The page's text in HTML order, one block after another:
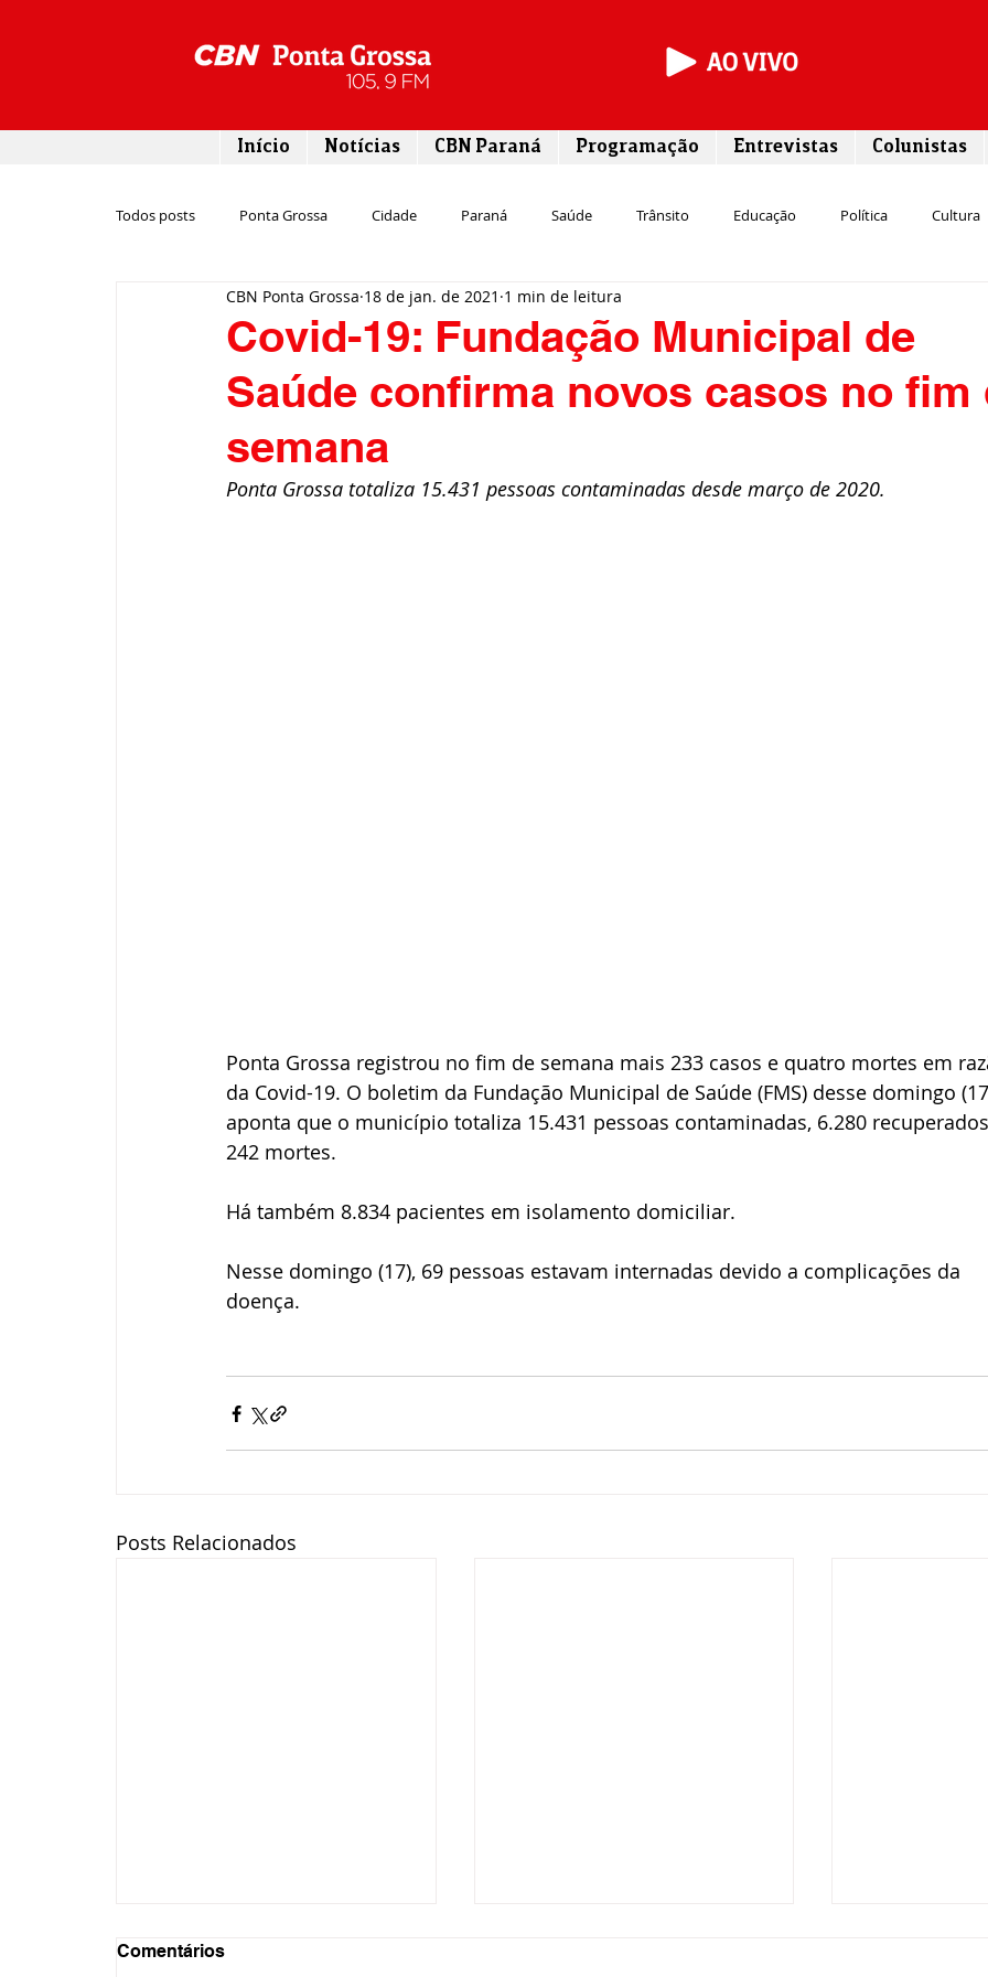
Início Notícias CBN Paraná Programação Entrevistas Colunistas
Todos posts Ponta Grossa Cidade Paraná Saúde Trânsito Educação Política Cultura
Emprego Campos Gerais Segurança Entrevista
Rodovias Agronegócio Meio ambiente Comunicação Empreendedorismo
Gastronomia Tecnologia Polícia Cultura Assistência Social
Covid-19: Fundação Municipal de
Saúde confirma novos casos no fim
semana
CBN Ponta Grossa 18 de jan. de 2021 1 min de leitura
Ponta Grossa totaliza 15.431 pessoas contaminadas desde março de 2020.
Ponta Grossa registrou no fim de semana mais 233 casos e quatro mortes em
da Covid-19. O boletim da Fundação Municipal de Saúde (FMS) desse domingo
aponta que o município totaliza 15.431 pessoas contaminadas, 6.280
242 mortes.
Há também 8.834 pacientes em isolamento domiciliar.
Nesse domingo (17), 69 pessoas estavam internadas devido a complicações da
doença.
Posts Relacionados
Comentários